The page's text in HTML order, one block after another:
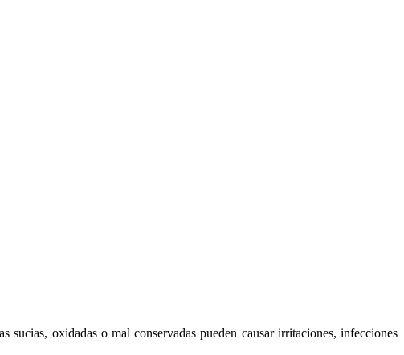
oxidadas o mal conservadas pueden causar irritaciones, infecciones